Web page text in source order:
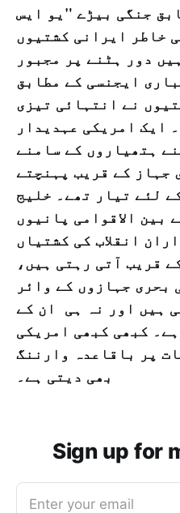
جنگی بیڑے "یو ایس
خاطر ایرانی کشتیوں
دور ہٹنے پر مجبور
ایجنسی کے مطابق
نے انتہائی تیزی
ایک امریکی عہدیدار
ہتھیاروں کے سامنے
جہاز کے قریب پہنچتے
لئے تیار تھے۔ خلیج
بین الاقوامی پانیوں
انقلاب کی کشتیاں
قریب آتی رہتی ہیں،
بحری جہازوں کے وائر
ہیں اور نہ ہی ان کے
کبھی کبھی امریکی
پر باقاعدہ وارننگ
بھی دیتی ہے۔
Sign up for
Enter your email